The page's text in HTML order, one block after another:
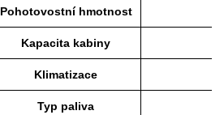
Pohotovostní hmotnost
Kapacita kabiny
Klimatizace
Typ paliva